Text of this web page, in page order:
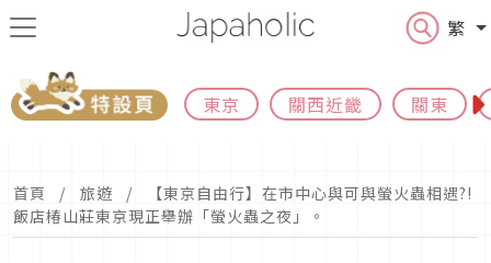
繁
東京 關西近畿 關東
首頁 旅遊
【東京自由行】在市中心與可與螢火蟲相遇?!
飯店椿山莊東京現正舉辦「螢火蟲之夜」。